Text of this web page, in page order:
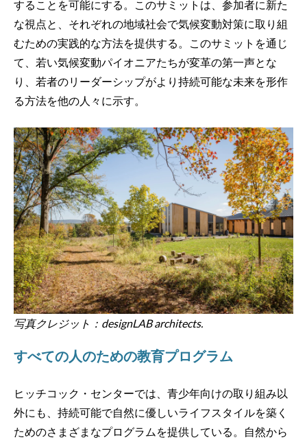
することを可能にする。このサミットは、参加者に新た
な視点と、それぞれの地域社会で気候変動対策に取り組
むための実践的な方法を提供する。このサミットを通じ
て、若い気候変動パイオニアたちが変革の第一声とな
り、若者のリーダーシップがより持続可能な未来を形作
る方法を他の人々に示す。
写真クレジット：designLAB architects.
すべての人のための教育プログラム
ヒッチコック・センターでは、青少年向けの取り組み以
外にも、持続可能で自然に優しいライフスタイルを築く
ためのさまざまなプログラムを提供している。自然から